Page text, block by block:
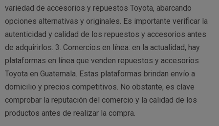
variedad de accesorios y repuestos Toyota, abarcando
opciones alternativas y originales. Es importante verificar la
autenticidad y calidad de los repuestos y accesorios antes
de adquirirlos. 3. Comercios en línea: en la actualidad, hay
plataformas en línea que venden repuestos y accesorios
Toyota en Guatemala. Estas plataformas brindan envío a
domicilio y precios competitivos. No obstante, es clave
comprobar la reputación del comercio y la calidad de los
productos antes de realizar la compra.